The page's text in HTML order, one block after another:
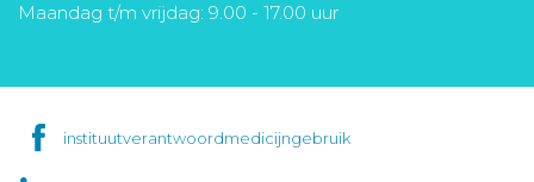
Maandag t/m vrijdag: 9.00 - 17.00 uur
instituutverantwoordmedicijngebruik